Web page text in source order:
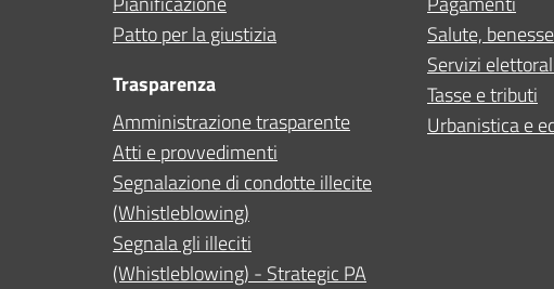
Patto per la giustizia
Trasparenza
Amministrazione trasparente
Atti e provvedimenti
Segnalazione di condotte illecite
(Whistleblowing)
Segnala gli illeciti
(Whistleblowing) - Strategic PA
Salute,
Servizi
Tasse e tributi
Urbanistica e